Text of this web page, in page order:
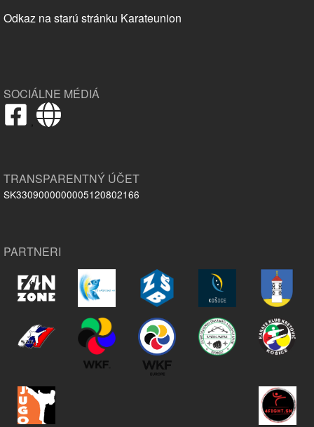
Odkaz na starú stránku Karateunion
SOCIÁLNE MÉDIÁ
,
TRANSPARENTNÝ ÚČET
SK3309000000005120802166
PARTNERI